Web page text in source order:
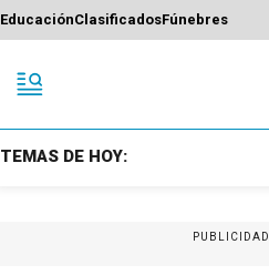
EducaciónClasificadosFúnebres
TEMAS DE HOY:
PUBLICIDAD